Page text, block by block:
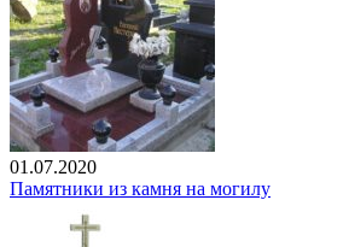
01.07.2020
Памятники из камня на могилу